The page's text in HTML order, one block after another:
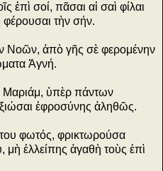
ἐπὶ σοί, πᾶσαι αἱ σαὶ φίλαι
φέρουσαι τὴν σήν.
Νοῶν, ἀπὸ γῆς σὲ φερομένην
Ἁγνή.
Μαριάμ, ὑπὲρ πάντων
ἐφροσύνης ἀληθῶς.
φωτός, φρικτωρούσα
ἐλλείπης ἀγαθὴ τοὺς ἐπὶ